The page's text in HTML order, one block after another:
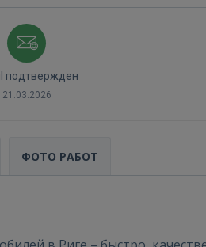
подтвержден
21.03.2026
ФОТО РАБОТ